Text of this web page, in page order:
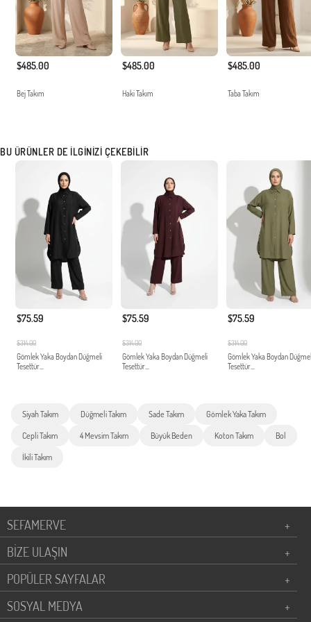
$485.00
Bej Takım
$485.00
Haki Takım
$485.00
Taba Takım
BU ÜRÜNLER DE İLGINIZI ÇEKEBILIR
$75.59
$314.00
Gömlek Yaka Boydan Düğmeli
Tesettür...
$75.59
$314.00
Gömlek Yaka Boydan Düğmeli
Tesettür...
$75.59
$314.00
Gömlek Yaka Boydan
Tesettür...
Siyah Takım Düğmeli Takım Sade Takım Gömlek Yaka Takım
Cepli Takım 4 Mevsim Takım Büyük Beden Koton Takım Bol
İkili Takım
SEFAMERVE
+
BİZE ULAŞIN
+
POPÜLER SAYFALAR
+
SOSYAL MEDYA
+